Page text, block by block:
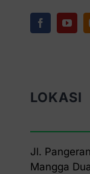
LOKASI
Jl.
Mangga